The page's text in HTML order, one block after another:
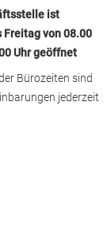
ist
Freitag von 08.00
Uhr geöffnet
Bürozeiten sind
jederzeit